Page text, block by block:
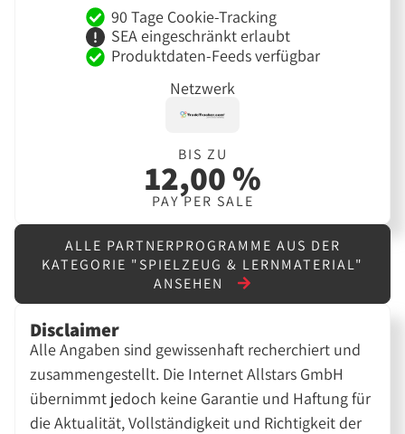
90 Tage Cookie-Tracking
SEA eingeschränkt erlaubt
Produktdaten-Feeds verfügbar
Netzwerk
BIS ZU
12,00 %
PAY PER SALE
ALLE PARTNERPROGRAMME AUS DER
KATEGORIE "SPIELZEUG & LERNMATERIAL"
ANSEHEN
Disclaimer
Alle Angaben sind gewissenhaft recherchiert und
zusammengestellt. Die Internet Allstars GmbH
übernimmt jedoch keine Garantie und Haftung für
die Aktualität, Vollständigkeit und Richtigkeit der